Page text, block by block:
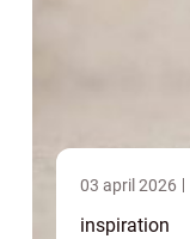
03 april 2026
inspiration